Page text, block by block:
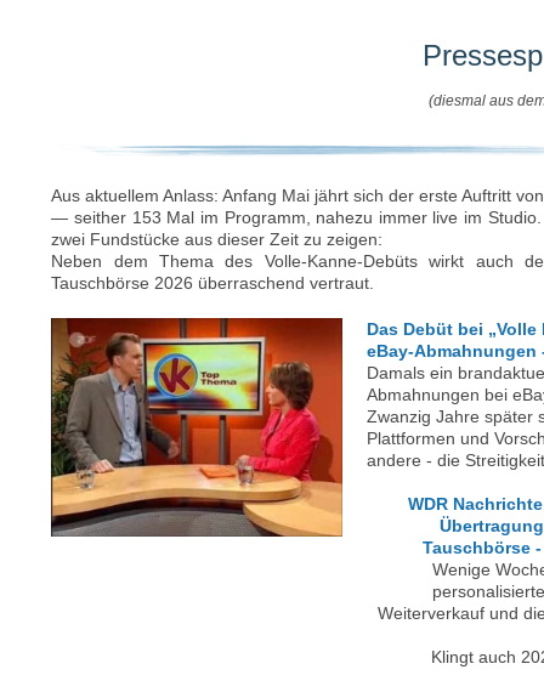
(diesmal aus
Aus aktuellem Anlass: Anfang Mai jährt sich der erste Auftritt
— seither 153 Mal im Programm, nahezu immer live im
zwei Fundstücke aus dieser Zeit zu zeigen:
Neben dem Thema des Volle-Kanne-Debüts wirkt auch
Tauschbörse 2026 überraschend vertraut.
Das Debüt bei
eBay-Abmahnungen
Damals ein
Abmahnungen bei
Zwanzig Jahre später
Plattformen und
andere - die
WDR
Tauschbörse -
Wenige
Weiterverkauf und
Klingt auch